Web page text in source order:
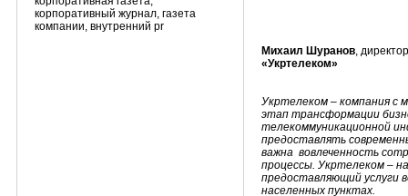
Михаил Шуранов,
«Укртелеком»
Укртелеком – компания с
этап трансформации
телекоммуникационной
предоставлять
важна вовлеченность
процессы. Укртелеком –
предоставляющий услуги
населенных пунктах.